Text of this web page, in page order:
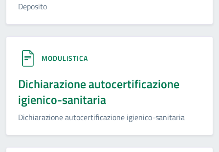
Deposito
MODULISTICA
Dichiarazione autocertificazione
igienico-sanitaria
Dichiarazione autocertificazione igienico-sanitaria